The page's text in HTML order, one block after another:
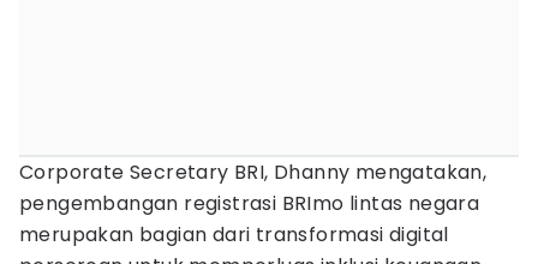
Corporate Secretary BRI, Dhanny mengatakan,
pengembangan registrasi BRImo lintas negara
merupakan bagian dari transformasi digital